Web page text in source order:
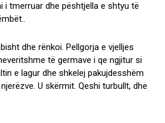
i tmerruar dhe pështjella e shtyu të
dhe rënkoi. Pellgorja e vjelljes
të germave i qe ngjitur si
e lagur dhe shkelej pakujdesshëm
U skërmit. Qeshi turbullt, dhe